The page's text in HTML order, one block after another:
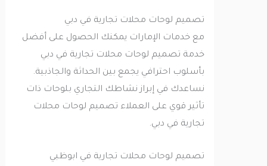
تصميم لوحات محلات تجارية في دبي
مع خدمات الإمارات يمكنك الحصول على أفضل
خدمة تصميم لوحات محلات تجارية في دبي
بأسلوب احترافي يجمع بين الحداثة والجاذبية.
نساعدك في إبراز نشاطك التجاري بلوحات ذات
تأثير قوي على العملاء تصميم لوحات محلات
تجارية في دبي.
تصميم لوحات محلات تجارية في ابوظبي